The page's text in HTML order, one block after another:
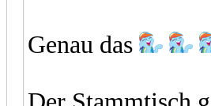
Genau das